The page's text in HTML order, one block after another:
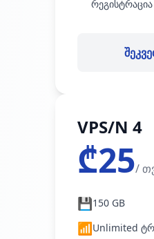
რეგისტრაცია
VPS/N 4
₾25/
💾150 GB
📶Unlimited